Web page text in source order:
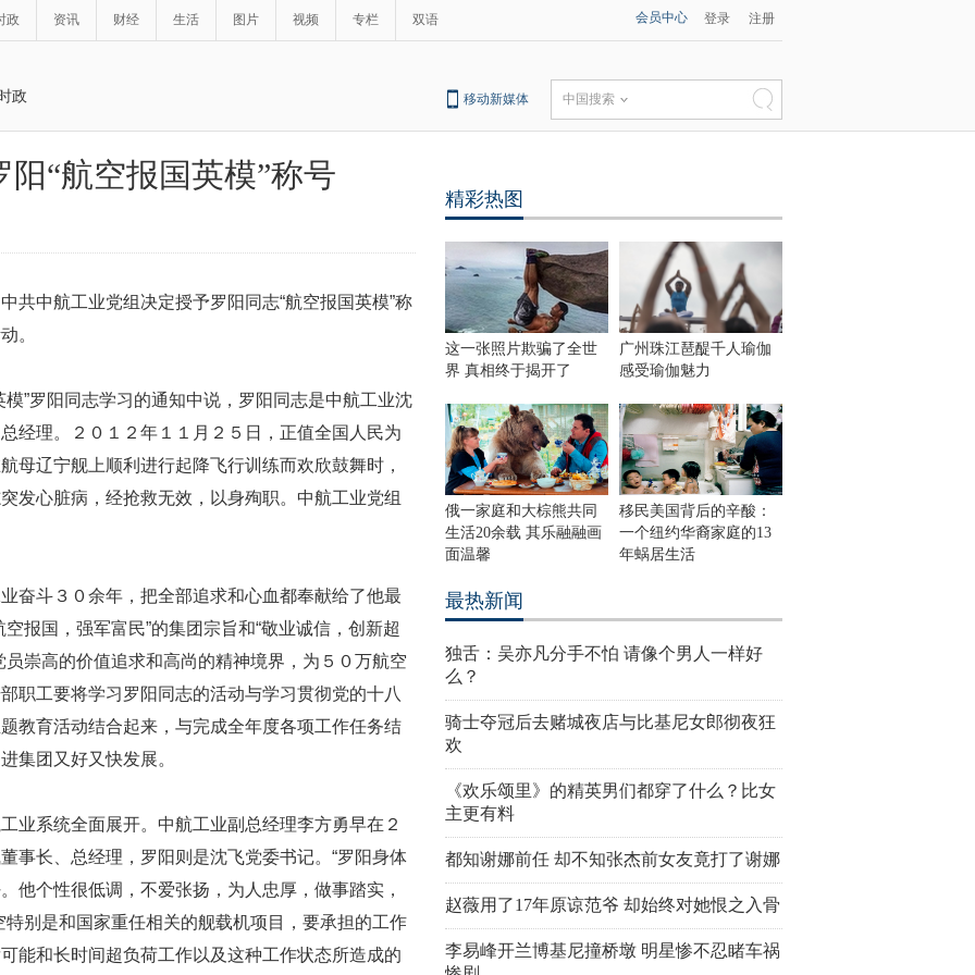
政 资讯 财经 生活 图片 视频 专栏 双语 会员中心 登录 注册
政 移动新媒体 中国搜索
“航空报国英模”称号
共中航工业党组决定授予罗阳同志“航空报国英模”称
。
”罗阳同志学习的通知中说，罗阳同志是中航工业沈
经理。２０１２年１１月２５日，正值全国人民为
母辽宁舰上顺利进行起降飞行训练而欢欣鼓舞时，
发心脏病，经抢救无效，以身殉职。中航工业党组
奋斗３０余年，把全部追求和心血都奉献给了他最
报国，强军富民”的集团宗旨和“敬业诚信，创新超
崇高的价值追求和高尚的精神境界，为５０万航空
职工要将学习罗阳同志的活动与学习贯彻党的十八
教育活动结合起来，与完成全年度各项工作任务结
集团又好又快发展。
业系统全面展开。中航工业副总经理李方勇早在２
事长、总经理，罗阳则是沈飞党委书记。“罗阳身体
他个性很低调，不爱张扬，为人忠厚，做事踏实，
别是和国家重任相关的舰载机项目，要承担的工作
能和长时间超负荷工作以及这种工作状态所造成的
精彩热图
这一张照片欺骗了全世
界 真相终于揭开了
广州珠江琶醍千人瑜伽
感受瑜伽魅力
俄一家庭和大棕熊共同
生活20余载 其乐融融画
面温馨
移民美国背后的辛酸：
一个纽约华裔家庭的13
年蜗居生活
最热新闻
独舌：吴亦凡分手不怕 请像个男人一样好
么？
骑士夺冠后去赌城夜店与比基尼女郎彻夜狂
欢
《欢乐颂里》的精英男们都穿了什么？比女
主更有料
都知谢娜前任 却不知张杰前女友竟打了谢娜
赵薇用了17年原谅范爷 却始终对她恨之入骨
李易峰开兰博基尼撞桥墩 明星惨不忍睹车祸